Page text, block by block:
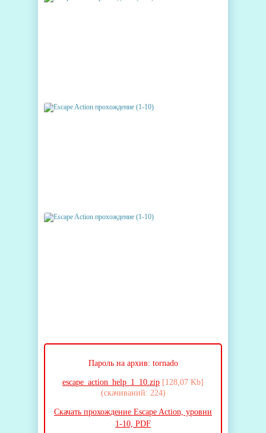
Пароль на архив: tornado
escape_action_help_1_10.zip [128,07 Kb]
(cкачиваний: 224)
Скачать прохождение Escape Action, уровни
1-10, PDF